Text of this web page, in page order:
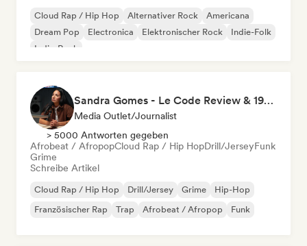
Cloud Rap / Hip Hop Alternativer Rock
Americana
Dream Pop
Electronica Elektronischer Rock
Indie-Folk
Indie-Rock
Sandra Gomes - Le Code Review & 1993initiales
Media Outlet/Journalist
> 5000 Antworten gegeben
Afrobeat / AfropopCloud Rap / Hip HopDrill/JerseyFunk
Grime
Schreibe Artikel
Cloud Rap / Hip Hop Drill/Jersey Grime
Hip-Hop
Französischer Rap
Trap Afrobeat / Afropop Funk